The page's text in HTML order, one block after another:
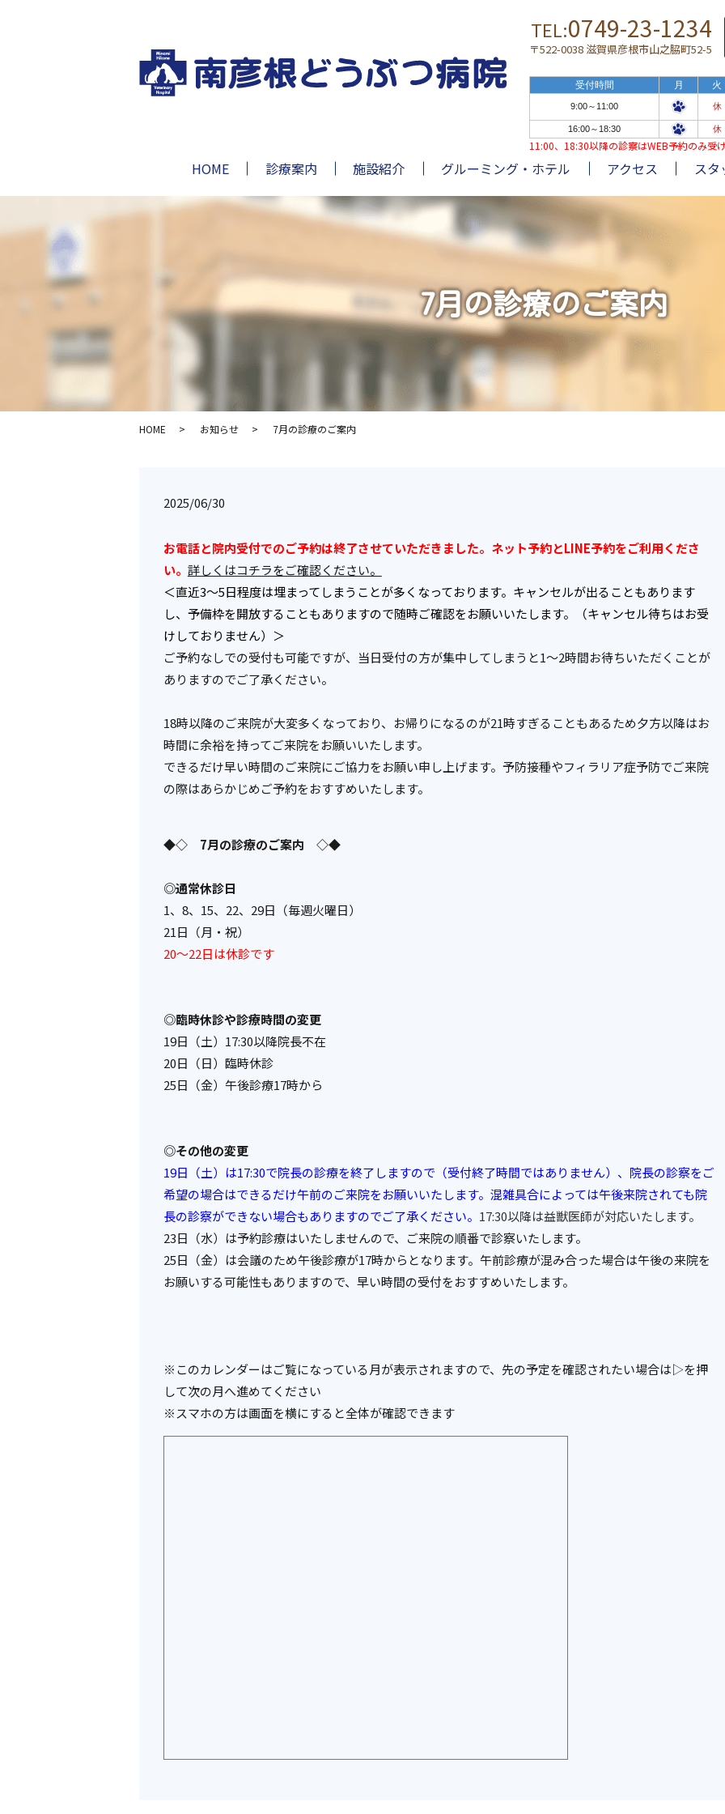
TEL:0749-23-1234
〒522-0038 滋賀県彦根市山之脇町52-5
受付時間 月 火
9:00～11:00 休
16:00～18:30 休
11:00、18:30以降の診察はWEB予約のみ
HOME 診療案内 施設紹介 グルーミング・ホテル アクセス スタ
7月の診療のご案内
HOME お知らせ 7月の診療のご案内
2025/06/30
お電話と院内受付でのご予約は終了させていただきました。 ネット予約とLINE予約をご利用くださ
い。 詳しくはコチラをご確認ください。
＜直近3～5日程度は埋まってしまうことが多くなっております。キャンセルが出ることもあります
し、予備枠を開放することもありますので随時ご確認をお願いいたします。（キャンセル待ちはお受
けしておりません）＞
ご予約なしでの受付も可能ですが、当日受付の方が集中してしまうと1～2時間お待ちいただくことが
ありますのでご了承ください。
18時以降のご来院が大変多くなっており、お帰りになるのが21時すぎることもあるため夕方以降はお
時間に余裕を持ってご来院をお願いいたします。
できるだけ早い時間のご来院にご協力をお願い申し上げます。予防接種やフィラリア症予防でご来院
の際はあらかじめご予約をおすすめいたします。
◆◇ 7月の診療のご案内 ◇◆
◎通常休診日
1、8、15、22、29日（毎週火曜日）
21日（月・祝）
20～22日は休診です
◎臨時休診や診療時間の変更
19日（土）17:30以降院長不在
20日（日）臨時休診
25日（金）午後診療17時から
◎その他の変更
19日（土）は17:30で院長の診療を終了しますので（受付終了時間ではありません）、院長の診察をご
希望の場合はできるだけ午前のご来院をお願いいたします。混雑具合によっては午後来院されても院
長の診察ができない場合もありますのでご了承ください。 17:30以降は益獣医師が対応いたします。
23日（水）は予約診療はいたしませんので、ご来院の順番で診察いたします。
25日（金）は会議のため午後診療が17時からとなります。午前診療が混み合った場合は午後の来院を
お願いする可能性もありますので、早い時間の受付をおすすめいたします。
※このカレンダーはご覧になっている月が表示されますので、先の予定を確認されたい場合は▷を押
して次の月へ進めてください
※スマホの方は画面を横にすると全体が確認できます